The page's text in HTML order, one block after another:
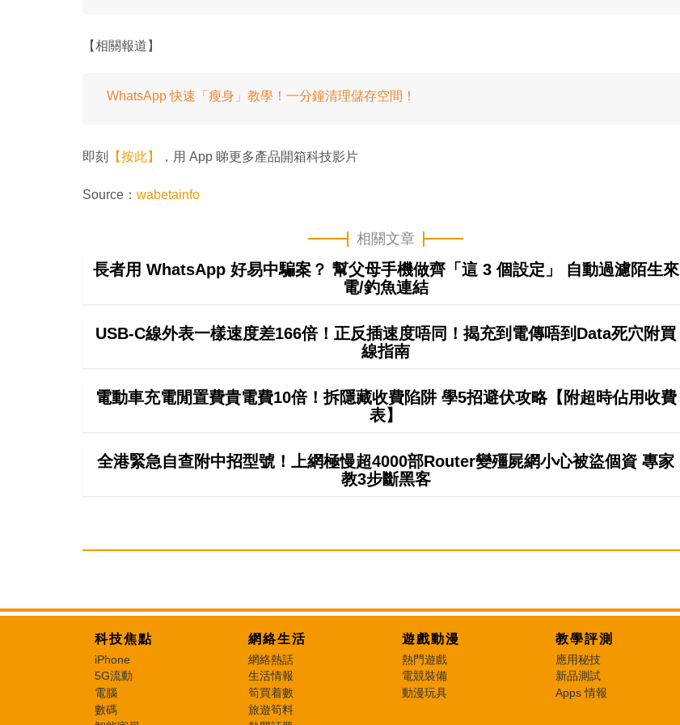
【相關報道】
WhatsApp 快速「瘦身」教學！一分鐘清理儲存空間！
即刻 【按此】 ，用 App 睇更多產品開箱科技影片
Source： wabetainfo
相關文章
長者用 WhatsApp 好易中騙案？ 幫父母手機做齊「這 3 個設定」 自動過濾陌生來
電/釣魚連結
USB-C線外表一樣速度差166倍！正反插速度唔同！揭充到電傳唔到Data死穴附買
線指南
電動車充電閒置費貴電費10倍！拆隱藏收費陷阱 學5招避伏攻略【附超時佔用收費
表】
全港緊急自查附中招型號！上網極慢超4000部Router變殭屍網小心被盜個資 專家
教3步斷黑客
科技焦點
iPhone
5G流動
電腦
數碼
網絡生活
網絡熱話
生活情報
筍買着數
旅遊筍料
遊戲動漫
熱門遊戲
電競裝備
動漫玩具
教學評測
應用秘技
新品測試
Apps 情報